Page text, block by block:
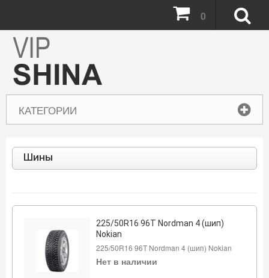
КАТЕГОРИИ
0
Шины
225/50R16 96T Nordman 4 (шип)
Nokian
225/50R16 96T Nordman 4 (шип) Nokian
Нет в наличии